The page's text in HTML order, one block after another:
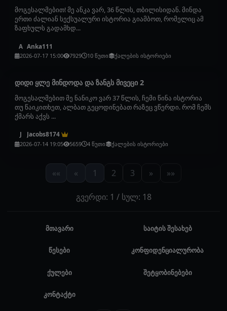
მოგესალმებით! მე ანკა ვარ, 36 წლის, თბილისიდან. მინდა
ერთი ძალიან სექსუალური ისტორია გიამბოთ, რომელიც ამ
ზაფხულს გადამხდ...
A Anka111
2026-07-17 15:00 7929 10 წუთი ქალების ისტორიები
დიდი ყლე მინდოდა და ზანგს მივეცი 2
მოგესალმებით მე ნანიკო ვარ 37 წლის, ჩემი წინა ისტორია
თუ წაიკითხეთ, ალბათ გეცოდინებათ რაზეც ვწერდი. რომ ჩემს
ქმარს აქვს ...
J Jacobs8174
2026-07-14 19:05 5659 4 წუთი ქალების ისტორიები
«« « 1 2 3 » »»
გვერდი: 1 / სულ: 18
მთავარი საიტის შესახებ
წესები კონფიდენციალურობა
ქულები შეტყობინებები
კონტაქტი